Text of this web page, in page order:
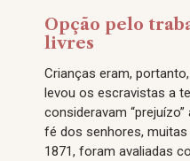
Opção pelo
livres
Crianças eram,
levou os escravistas a
consideravam
fé dos senhores,
1871, foram avaliadas